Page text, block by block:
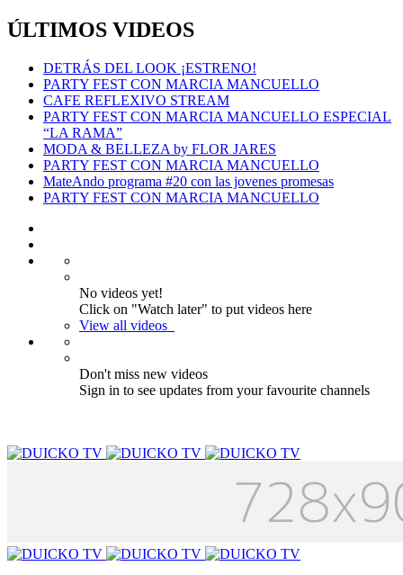
ÚLTIMOS VIDEOS
DETRÁS DEL LOOK ¡ESTRENO!
PARTY FEST CON MARCIA MANCUELLO
CAFE REFLEXIVO STREAM
PARTY FEST CON MARCIA MANCUELLO ESPECIAL
“LA RAMA”
MODA & BELLEZA by FLOR JARES
PARTY FEST CON MARCIA MANCUELLO
MateAndo programa #20 con las jovenes promesas
PARTY FEST CON MARCIA MANCUELLO
No videos yet!
Click on "Watch later" to put videos here
View all videos
Don't miss new videos
Sign in to see updates from your favourite channels